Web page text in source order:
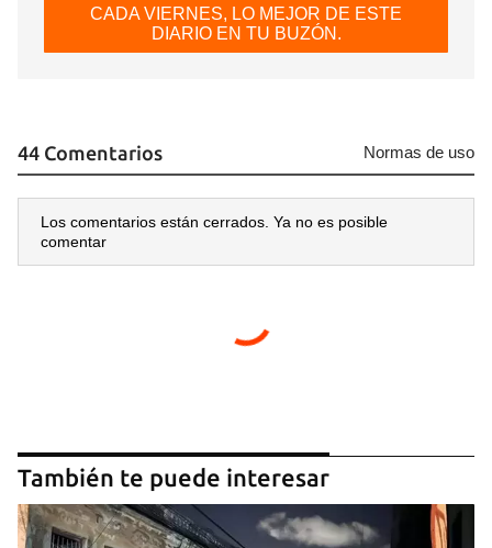
CADA VIERNES, LO MEJOR DE ESTE
DIARIO EN TU BUZÓN.
44 Comentarios Normas de uso
Los comentarios están cerrados. Ya no es posible
comentar
También te puede interesar